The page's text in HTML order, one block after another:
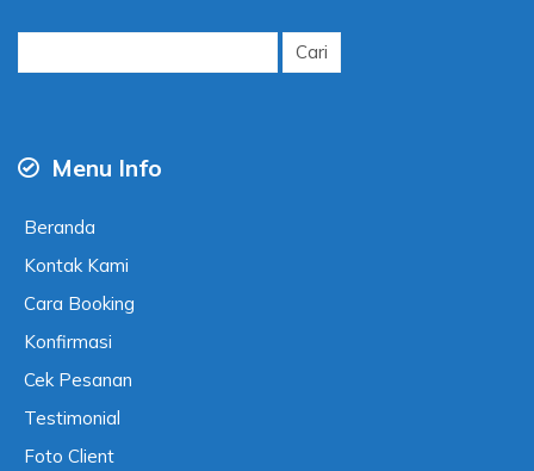
Cari
Menu Info
Beranda
Kontak Kami
Cara Booking
Konfirmasi
Cek Pesanan
Testimonial
Foto Client